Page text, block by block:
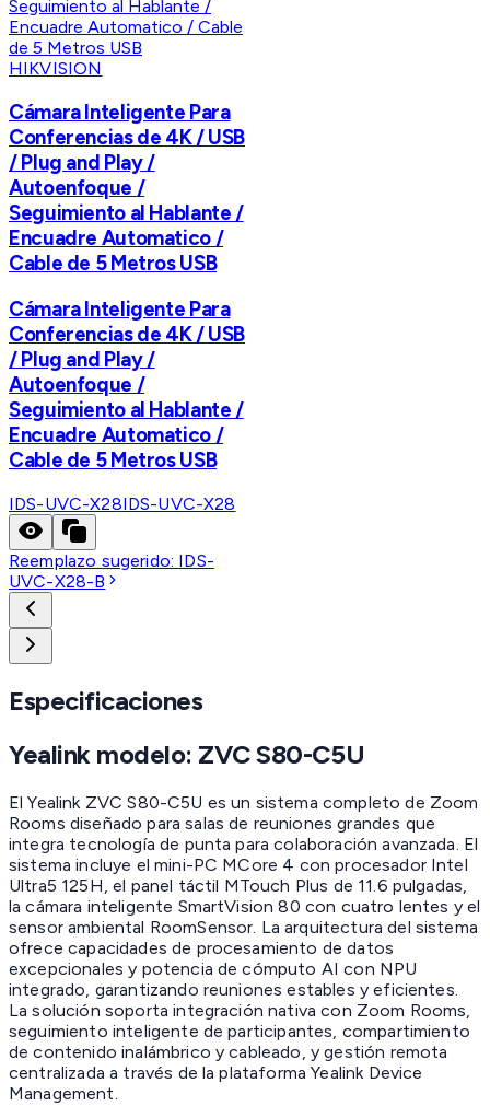
HIKVISION
Cámara Inteligente Para
Conferencias de 4K / USB
/ Plug and Play /
Autoenfoque /
Seguimiento al Hablante /
Encuadre Automatico /
Cable de 5 Metros USB
Cámara Inteligente Para
Conferencias de 4K / USB
/ Plug and Play /
Autoenfoque /
Seguimiento al Hablante /
Encuadre Automatico /
Cable de 5 Metros USB
IDS-UVC-X28IDS-UVC-X28
Reemplazo sugerido: IDS-
UVC-X28-B
Especificaciones
Yealink modelo: ZVC S80-C5U
El Yealink ZVC S80-C5U es un sistema completo de Zoom
Rooms diseñado para salas de reuniones grandes que
integra tecnología de punta para colaboración avanzada. El
sistema incluye el mini-PC MCore 4 con procesador Intel
Ultra5 125H, el panel táctil MTouch Plus de 11.6 pulgadas,
la cámara inteligente SmartVision 80 con cuatro lentes y el
sensor ambiental RoomSensor. La arquitectura del sistema
ofrece capacidades de procesamiento de datos
excepcionales y potencia de cómputo AI con NPU
integrado, garantizando reuniones estables y eficientes.
La solución soporta integración nativa con Zoom Rooms,
seguimiento inteligente de participantes, compartimiento
de contenido inalámbrico y cableado, y gestión remota
centralizada a través de la plataforma Yealink Device
Management.